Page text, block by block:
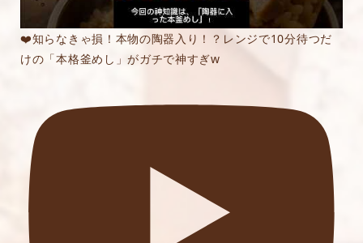
❤️知らなきゃ損！本物の陶器入り！？レンジで10分待つだ
けの「本格釜めし」がガチで神すぎw